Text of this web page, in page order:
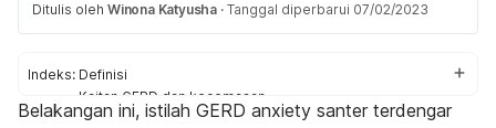
Ditulis oleh Winona Katyusha · Tanggal diperbarui 07/02/2023
Indeks: Definisi
Kaitan GERD dan kecemasan
Gejala
Belakangan ini, istilah GERD anxiety santer terdengar